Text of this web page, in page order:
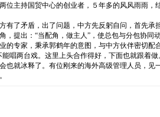
位主持国贸中心的创业者，５年多的风风雨雨
有了矛盾，出了问题，中方先反躬自问，首先
，提出：“当配角，做主人”，使总包与分包协同
的专家，秉承郭鹤年的意图，与中方伙伴密切
唱两台戏。这里上头合作得好，下面也就跟着
也就冰释了。有位刚来的海外高级管理人员，